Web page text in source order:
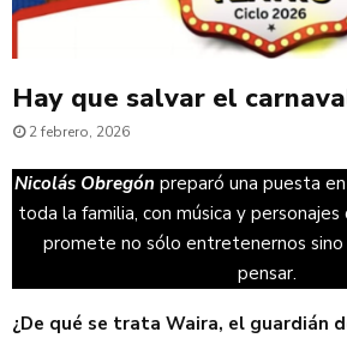
Hay que salvar el
2 febrero, 2026
Nicolás Obregón preparó una puesta
toda la familia, con música y
promete no sólo entretenernos sino
pensar.
¿De qué se trata Waira, el guardián